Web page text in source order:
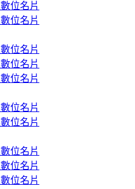
位名片
位名片
位名片
位名片
位名片
位名片
位名片
位名片
位名片
位名片